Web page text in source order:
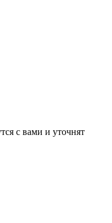
с вами и уточнят